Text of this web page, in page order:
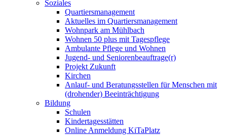
Soziales
Quartiersmanagement
Aktuelles im Quartiersmanagement
Wohnpark am Mühlbach
Wohnen 50 plus mit Tagespflege
Ambulante Pflege und Wohnen
Jugend- und Seniorenbeauftrage(r)
Projekt Zukunft
Kirchen
Anlauf- und Beratungsstellen für Menschen mit
(drohender) Beeinträchtigung
Bildung
Schulen
Kindertagesstätten
Online Anmeldung KiTaPlatz